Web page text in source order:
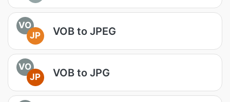
VO
JP
VOB to JPEG
VO
JP
VOB to JPG